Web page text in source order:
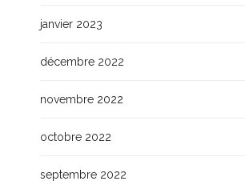
janvier 2023
décembre 2022
novembre 2022
octobre 2022
septembre 2022